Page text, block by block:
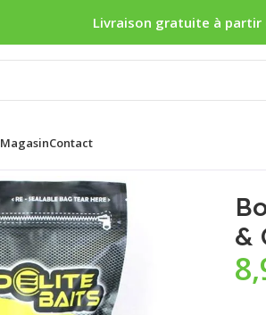
Livraison gratuite à partir
MagasinContact
&